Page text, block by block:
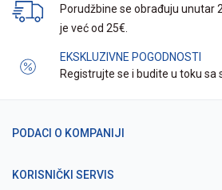
Porudžbine se obrađuju unutar
je već od 25€.
EKSKLUZIVNE POGODNOSTI
Registrujte se i budite u toku sa
PODACI O KOMPANIJI
KORISNIČKI SERVIS